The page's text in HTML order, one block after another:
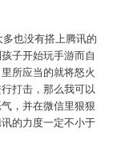
也没有搭上腾讯的
子开始玩手游而自
所应当的就将怒火
打击，那么我可以
，并在微信里狠狠
的力度一定不小于